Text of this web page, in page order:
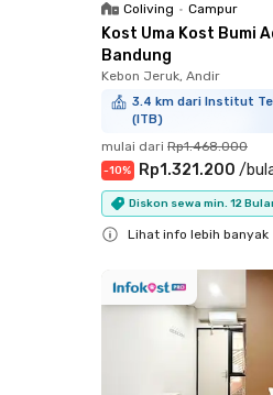
Coliving • Campur
Kost Uma Kost Bumi
Bandung
Kebon Jeruk, Andir
3.4 km dari Institut
(ITB)
mulai dari Rp1.468.000
-10% Rp1.321.200 /
Diskon sewa min. 12
Lihat info lebih banyak